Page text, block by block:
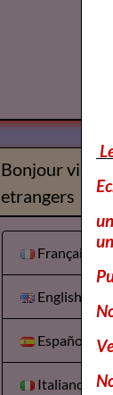
Bonjour
etrangers
Français
English
Español
Italiano